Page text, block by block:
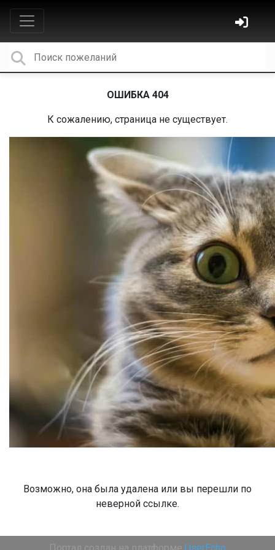
ОШИБКА 404
К сожалению, страница не существует.
Возможно, она была удалена или вы перешли по
неверной ссылке.